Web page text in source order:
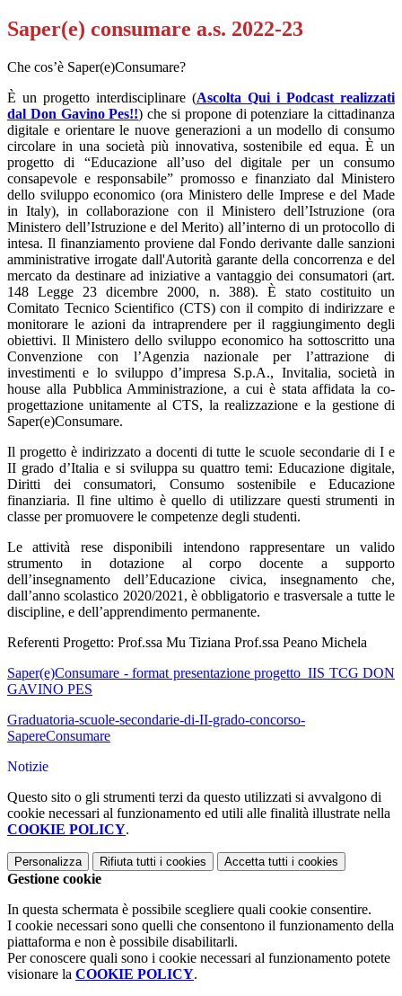
Saper(e) consumare a.s. 2022-23
Che cos’è Saper(e)Consumare?
È un progetto interdisciplinare (Ascolta Qui i Podcast realizzati
dal Don Gavino Pes!!) che si propone di potenziare la cittadinanza
digitale e orientare le nuove generazioni a un modello di consumo
circolare in una società più innovativa, sostenibile ed equa. È un
progetto di “Educazione all’uso del digitale per un consumo
consapevole e responsabile” promosso e finanziato dal Ministero
dello sviluppo economico (ora Ministero delle Imprese e del Made
in Italy), in collaborazione con il Ministero dell’Istruzione (ora
Ministero dell’Istruzione e del Merito) all’interno di un protocollo di
intesa. Il finanziamento proviene dal Fondo derivante dalle sanzioni
amministrative irrogate dall'Autorità garante della concorrenza e del
mercato da destinare ad iniziative a vantaggio dei consumatori (art.
148 Legge 23 dicembre 2000, n. 388). È stato costituito un
Comitato Tecnico Scientifico (CTS) con il compito di indirizzare e
monitorare le azioni da intraprendere per il raggiungimento degli
obiettivi. Il Ministero dello sviluppo economico ha sottoscritto una
Convenzione con l’Agenzia nazionale per l’attrazione di
investimenti e lo sviluppo d’impresa S.p.A., Invitalia, società in
house alla Pubblica Amministrazione, a cui è stata affidata la co-
progettazione unitamente al CTS, la realizzazione e la gestione di
Saper(e)Consumare.
Il progetto è indirizzato a docenti di tutte le scuole secondarie di I e
II grado d’Italia e si sviluppa su quattro temi: Educazione digitale,
Diritti dei consumatori, Consumo sostenibile e Educazione
finanziaria. Il fine ultimo è quello di utilizzare questi strumenti in
classe per promuovere le competenze degli studenti.
Le attività rese disponibili intendono rappresentare un valido
strumento in dotazione al corpo docente a supporto
dell’insegnamento dell’Educazione civica, insegnamento che,
dall’anno scolastico 2020/2021, è obbligatorio e trasversale a tutte le
discipline, e dell’apprendimento permanente.
Referenti Progetto: Prof.ssa Mu Tiziana Prof.ssa Peano Michela
Saper(e)Consumare - format presentazione progetto_IIS TCG DON
GAVINO PES
Graduatoria-scuole-secondarie-di-II-grado-concorso-
SapereConsumare
Notizie
Questo sito o gli strumenti terzi da questo utilizzati si avvalgono di
cookie necessari al funzionamento ed utili alle finalità illustrate nella
COOKIE POLICY.
Personalizza Rifiuta tutti i cookies Accetta tutti i cookies
Gestione cookie
In questa schermata è possibile scegliere quali cookie consentire.
I cookie necessari sono quelli che consentono il funzionamento della
piattaforma e non è possibile disabilitarli.
Per conoscere quali sono i cookie necessari al funzionamento potete
visionare la COOKIE POLICY.